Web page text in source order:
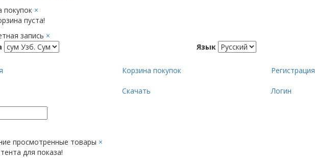
покупок ×
пуста!
запись ×
Язык
Корзина покупок Регистрация
Скачать Логин
просмотренные товары ×
для показа!